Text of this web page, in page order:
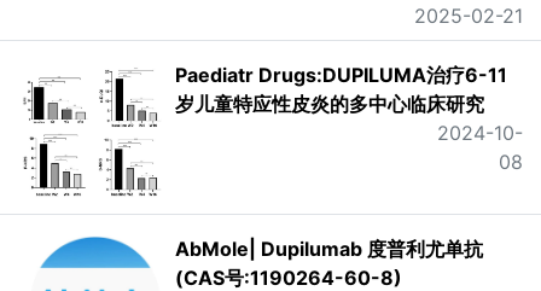
2025-02-21
Paediatr Drugs:DUPILUMA治疗6-11
岁儿童特应性皮炎的多中心临床研究
2024-10-
08
AbMole| Dupilumab 度普利尤单抗
(CAS号:1190264-60-8)